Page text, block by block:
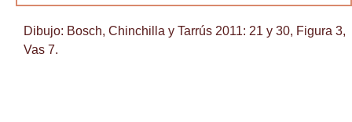
Dibujo: Bosch, Chinchilla y Tarrús 2011: 21 y 30, Figura 3,
Vas 7.